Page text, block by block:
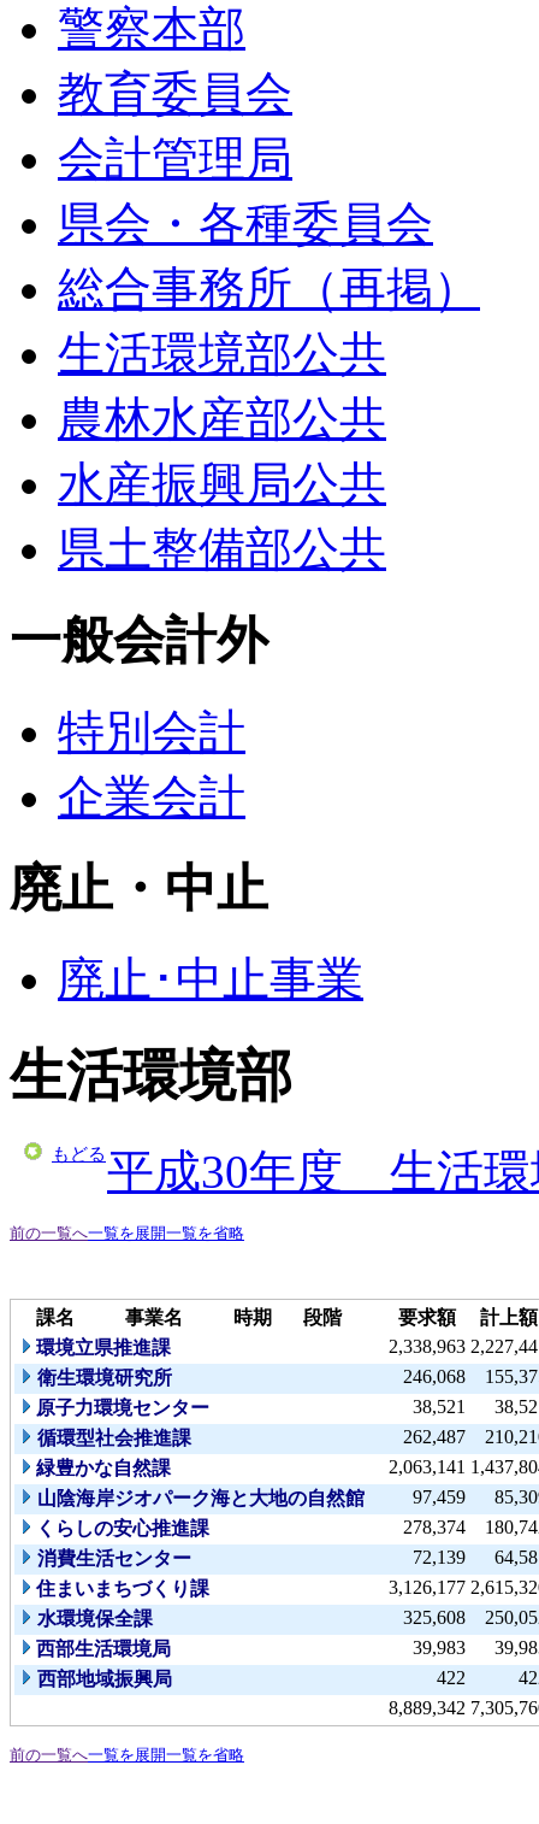
警察本部
教育委員会
会計管理局
県会・各種委員会
総合事務所（再掲）
生活環境部公共
農林水産部公共
水産振興局公共
県土整備部公共
一般会計外
特別会計
企業会計
廃止・中止
廃止･中止事業
生活環境部
もどる平成30年度 生活環
前の一覧へ一覧を展開一覧を省略
課名 事業名 時期 段階 要求額
計上額
環境立県推進課
2,338,963
衛生環境研究所
246,068
原子力環境センター
38,521
循環型社会推進課
262,487
緑豊かな自然課
2,063,141
山陰海岸ジオパーク海と大地の自然館
97,459
くらしの安心推進課
278,374
消費生活センター
72,139
住まいまちづくり課
3,126,177
水環境保全課
325,608
西部生活環境局
39,983
西部地域振興局
422
8,889,342
前の一覧へ一覧を展開一覧を省略